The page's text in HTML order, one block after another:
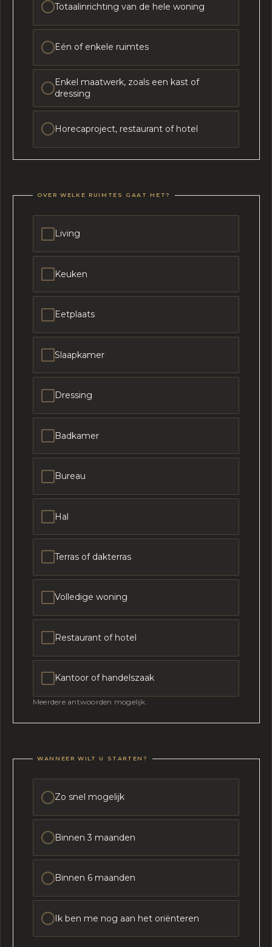
Totaalinrichting van de hele woning
Eén of enkele ruimtes
Enkel maatwerk, zoals een kast of
dressing
Horecaproject, restaurant of hotel
OVER WELKE RUIMTES GAAT HET?
Living
Keuken
Eetplaats
Slaapkamer
Dressing
Badkamer
Bureau
Hal
Terras of dakterras
Volledige woning
Restaurant of hotel
Kantoor of handelszaak
Meerdere antwoorden mogelijk.
WANNEER WILT U STARTEN?
Zo snel mogelijk
Binnen 3 maanden
Binnen 6 maanden
Ik ben me nog aan het oriënteren